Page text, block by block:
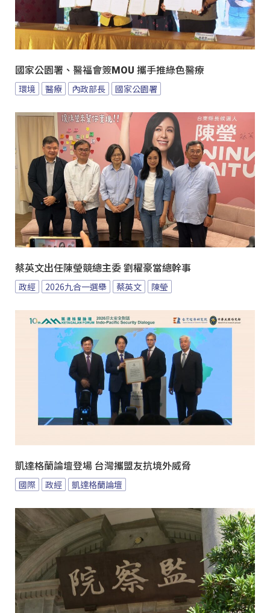
國家公園署、醫福會簽MOU 攜手推綠色醫療
環境 醫療 內政部長 國家公園署
蔡英文出任陳瑩競總主委 劉櫂豪當總幹事
政經 2026九合一選舉 蔡英文 陳瑩
凱達格蘭論壇登場 台灣攜盟友抗境外威脅
國際 政經 凱達格蘭論壇